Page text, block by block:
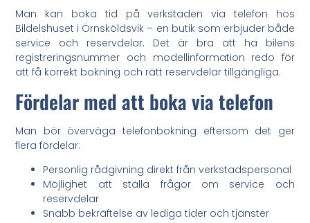
Man kan boka tid på verkstaden via telefon hos
Bildelshuset i Örnsköldsvik – en butik som erbjuder både
service och reservdelar. Det är bra att ha bilens
registreringsnummer och modellinformation redo för
att få korrekt bokning och rätt reservdelar tillgängliga.
Fördelar med att boka via telefon
Man bör överväga telefonbokning eftersom det ger
flera fördelar:
Personlig rådgivning direkt från verkstadspersonal
Möjlighet att ställa frågor om service och
reservdelar
Snabb bekräftelse av lediga tider och tjänster